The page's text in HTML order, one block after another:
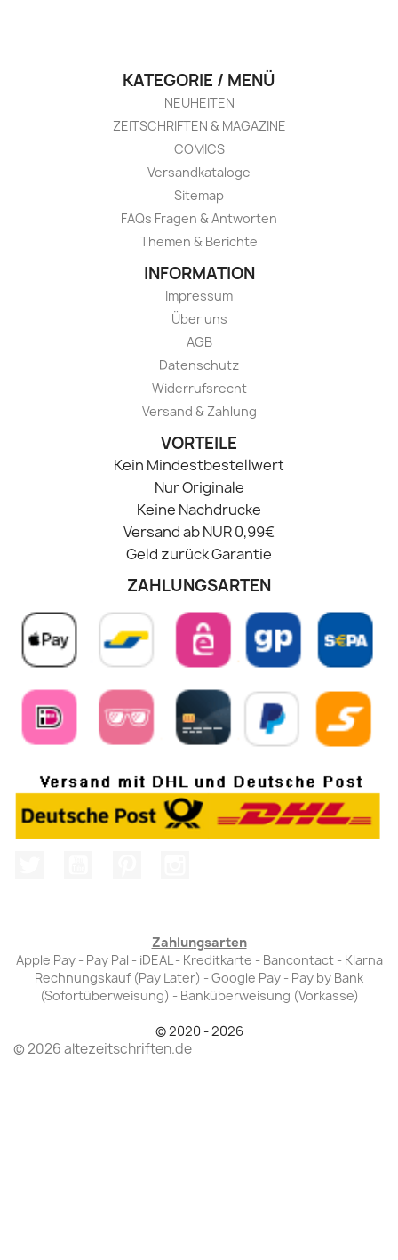
KATEGORIE / MENÜ
NEUHEITEN
ZEITSCHRIFTEN & MAGAZINE
COMICS
Versandkataloge
Sitemap
FAQs Fragen & Antworten
Themen & Berichte
INFORMATION
Impressum
Über uns
AGB
Datenschutz
Widerrufsrecht
Versand & Zahlung
VORTEILE
Kein Mindestbestellwert
Nur Originale
Keine Nachdrucke
Versand ab NUR 0,99€
Geld zurück Garantie
ZAHLUNGSARTEN
Zahlungsarten
Apple Pay - Pay Pal - iDEAL - Kreditkarte - Bancontact - Klarna
Rechnungskauf (Pay Later) - Google Pay - Pay by Bank
(Sofortüberweisung) - Banküberweisung (Vorkasse)
© 2020 - 2026
© 2026 altezeitschriften.de